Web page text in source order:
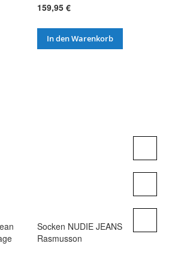
159,95 €
In den Warenkorb
Socken NUDIE JEANS
Rasmusson